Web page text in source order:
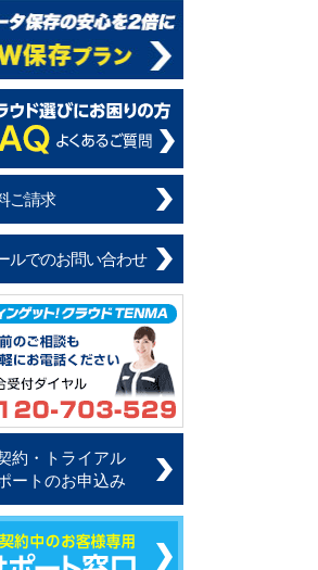
ご請求
ルでのお問い合わせ
約・トライアル
ートのお申込み